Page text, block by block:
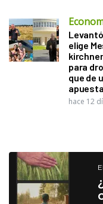
elige
para
que de
hace 12